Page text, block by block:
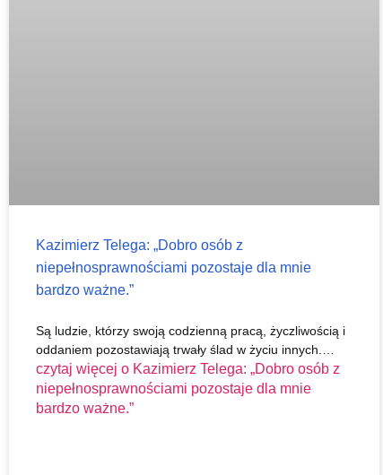
Kazimierz Telega: „Dobro osób z
niepełnosprawnościami pozostaje dla mnie
bardzo ważne.”
Są ludzie, którzy swoją codzienną pracą, życzliwością i
oddaniem pozostawiają trwały ślad w życiu innych.…
czytaj więcej o Kazimierz Telega: „Dobro osób z
niepełnosprawnościami pozostaje dla mnie
bardzo ważne.”